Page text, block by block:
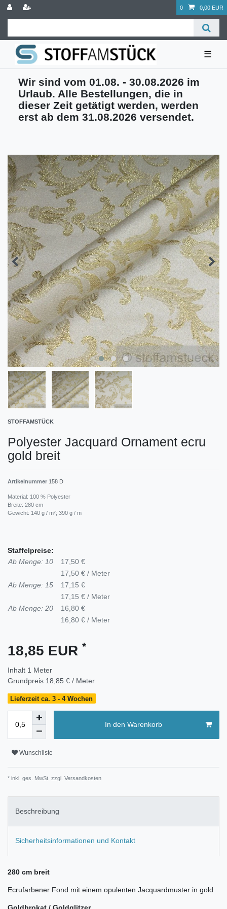
0 0,00 EUR
☰
Wir sind vom 01.08. - 30.08.2026 im
Urlaub. Alle Bestellungen, die in
dieser Zeit getätigt werden, werden
erst ab dem 31.08.2026 versendet.
STOFFAMSTÜCK
Polyester Jacquard Ornament ecru
gold breit
Artikelnummer 158 D
Material: 100 % Polyester
Breite: 280 cm
Gewicht: 140 g / m²; 390 g / m
Staffelpreise:
Ab Menge: 10
17,50 €
17,50 € / Meter
Ab Menge: 15
17,15 €
17,15 € / Meter
Ab Menge: 20
16,80 €
16,80 € / Meter
18,85 EUR *
Inhalt 1 Meter
Grundpreis 18,85 € / Meter
Lieferzeit ca. 3 - 4 Wochen
In den Warenkorb
Wunschliste
* inkl. ges. MwSt. zzgl. Versandkosten
Beschreibung
Sicherheitsinformationen und Kontakt
280 cm breit
Ecrufarbener Fond mit einem opulenten Jacquardmuster in gold
Goldbrokat / Goldglitzer